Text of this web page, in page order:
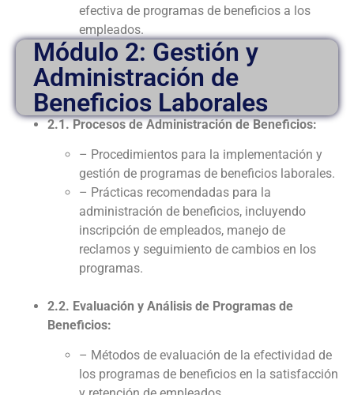
efectiva de programas de beneficios a los
empleados.
Módulo 2: Gestión y
Administración de
Beneficios Laborales
2.1. Procesos de Administración de Beneficios:
– Procedimientos para la implementación y
gestión de programas de beneficios laborales.
– Prácticas recomendadas para la
administración de beneficios, incluyendo
inscripción de empleados, manejo de
reclamos y seguimiento de cambios en los
programas.
2.2. Evaluación y Análisis de Programas de
Beneficios:
– Métodos de evaluación de la efectividad de
los programas de beneficios en la satisfacción